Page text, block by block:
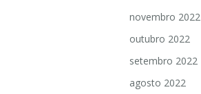
novembro 2022
outubro 2022
setembro 2022
agosto 2022